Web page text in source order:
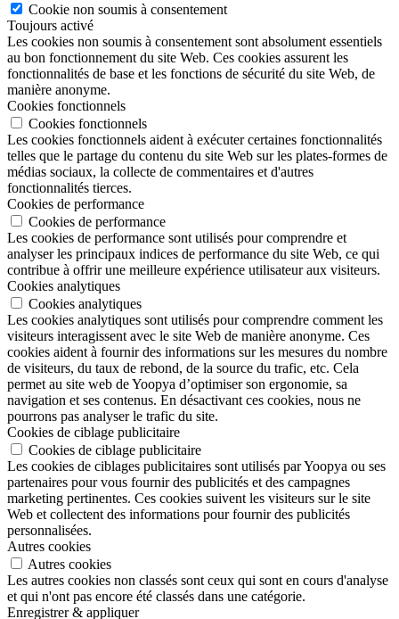
Cookie non soumis à consentement
Toujours activé
Les cookies non soumis à consentement sont absolument essentiels
au bon fonctionnement du site Web. Ces cookies assurent les
fonctionnalités de base et les fonctions de sécurité du site Web, de
manière anonyme.
Cookies fonctionnels
Cookies fonctionnels
Les cookies fonctionnels aident à exécuter certaines fonctionnalités
telles que le partage du contenu du site Web sur les plates-formes de
médias sociaux, la collecte de commentaires et d'autres
fonctionnalités tierces.
Cookies de performance
Cookies de performance
Les cookies de performance sont utilisés pour comprendre et
analyser les principaux indices de performance du site Web, ce qui
contribue à offrir une meilleure expérience utilisateur aux visiteurs.
Cookies analytiques
Cookies analytiques
Les cookies analytiques sont utilisés pour comprendre comment les
visiteurs interagissent avec le site Web de manière anonyme. Ces
cookies aident à fournir des informations sur les mesures du nombre
de visiteurs, du taux de rebond, de la source du trafic, etc. Cela
permet au site web de Yoopya d’optimiser son ergonomie, sa
navigation et ses contenus. En désactivant ces cookies, nous ne
pourrons pas analyser le trafic du site.
Cookies de ciblage publicitaire
Cookies de ciblage publicitaire
Les cookies de ciblages publicitaires sont utilisés par Yoopya ou ses
partenaires pour vous fournir des publicités et des campagnes
marketing pertinentes. Ces cookies suivent les visiteurs sur le site
Web et collectent des informations pour fournir des publicités
personnalisées.
Autres cookies
Autres cookies
Les autres cookies non classés sont ceux qui sont en cours d'analyse
et qui n'ont pas encore été classés dans une catégorie.
Enregistrer & appliquer